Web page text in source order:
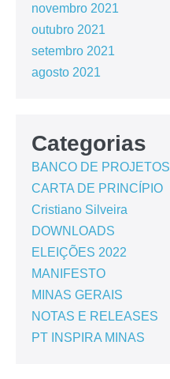
novembro 2021
outubro 2021
setembro 2021
agosto 2021
Categorias
BANCO DE PROJETOS
CARTA DE PRINCÍPIO
Cristiano Silveira
DOWNLOADS
ELEIÇÕES 2022
MANIFESTO
MINAS GERAIS
NOTAS E RELEASES
PT INSPIRA MINAS